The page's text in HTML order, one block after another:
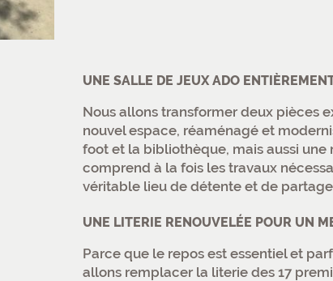
UNE SALLE DE JEUX ADO
Nous allons transformer deux pièces
nouvel espace, réaménagé et
foot et la bibliothèque, mais aussi
comprend à la fois les travaux
véritable lieu de détente et de
UNE LITERIE RENOUVELÉE POUR UN
Parce que le repos est essentiel et
allons remplacer la literie des 17